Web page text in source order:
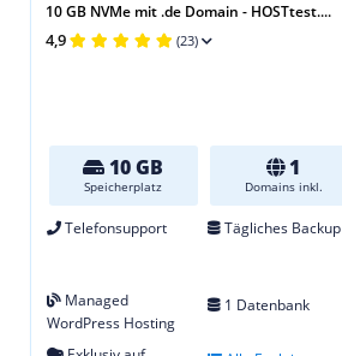
10 GB NVMe mit .de Domain - HOSTtest....
4,9 (23)
10 GB
Speicherplatz
1
Domains inkl.
Telefonsupport Tägliches Backup
Managed
WordPress Hosting
1 Datenbank